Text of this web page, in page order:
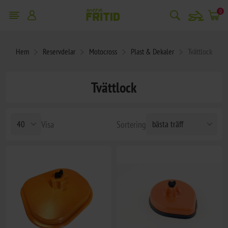
snowmobile 0
Hem Reservdelar Motocross Plast & Dekaler Tvättlock
Tvättlock
Sortering
Visa